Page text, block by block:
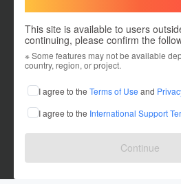
This site is available to users
continuing, please confirm the
※ Some features may not be available
country, region, or project.
I agree to the Terms of Use and
I agree to the International Support
Continue
WAT_inc
これまでに1件のプロジェクトを投稿し
在住国：日本 現在地：未設定
出身国：日本 出身地：未設定